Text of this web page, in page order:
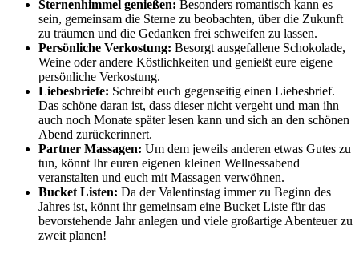
Sternenhimmel genießen: Besonders romantisch kann es
sein, gemeinsam die Sterne zu beobachten, über die Zukunft
zu träumen und die Gedanken frei schweifen zu lassen.
Persönliche Verkostung: Besorgt ausgefallene Schokolade,
Weine oder andere Köstlichkeiten und genießt eure eigene
persönliche Verkostung.
Liebesbriefe: Schreibt euch gegenseitig einen Liebesbrief.
Das schöne daran ist, dass dieser nicht vergeht und man ihn
auch noch Monate später lesen kann und sich an den schönen
Abend zurückerinnert.
Partner Massagen: Um dem jeweils anderen etwas Gutes zu
tun, könnt Ihr euren eigenen kleinen Wellnessabend
veranstalten und euch mit Massagen verwöhnen.
Bucket Listen: Da der Valentinstag immer zu Beginn des
Jahres ist, könnt ihr gemeinsam eine Bucket Liste für das
bevorstehende Jahr anlegen und viele großartige Abenteuer zu
zweit planen!